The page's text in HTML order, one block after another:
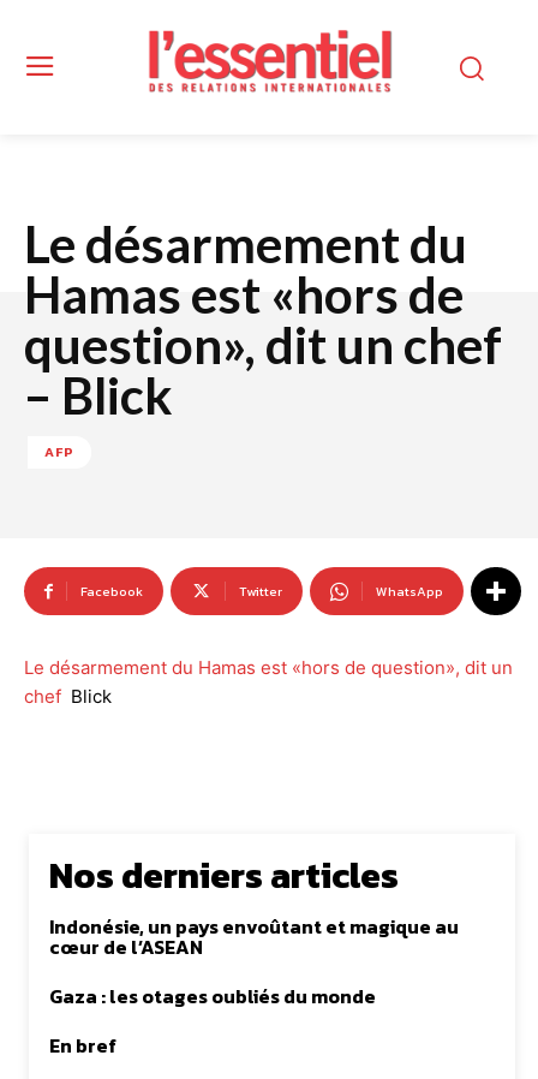
Le désarmement du
Hamas est «hors de
question», dit un chef
– Blick
AFP
Facebook Twitter WhatsApp
Le désarmement du Hamas est «hors de question», dit un
chef Blick
Nos derniers articles
Indonésie, un pays envoûtant et magique au
cœur de l’ASEAN
Gaza : les otages oubliés du monde
En bref